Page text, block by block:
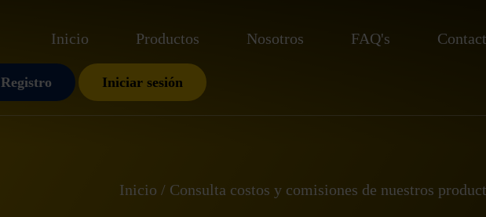
Inicio Productos Nosotros FAQ's
Registro Iniciar sesión
Inicio Consulta costos y comisiones de nuestros